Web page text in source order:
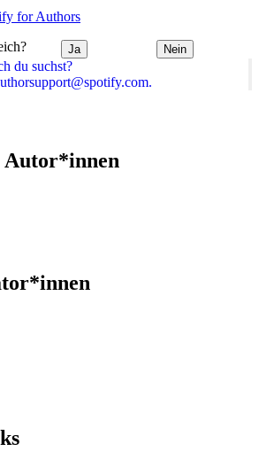
du suchst?
for Authors
Ja Nein
Autor*innen